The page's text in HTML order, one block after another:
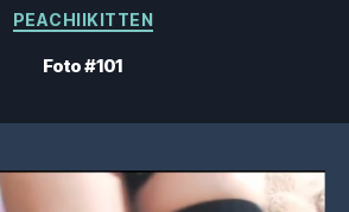
Categorie
PEACHIIKITTEN
Foto #101